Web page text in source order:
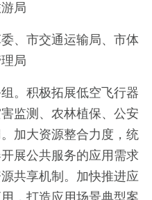
局
、市交通运输局、市体
局
。积极拓展低空飞行器
监测、农林植保、公安
加大资源整合力度，统
展公共服务的应用需求
共享机制。加快推进应
，打造应用场景典型案